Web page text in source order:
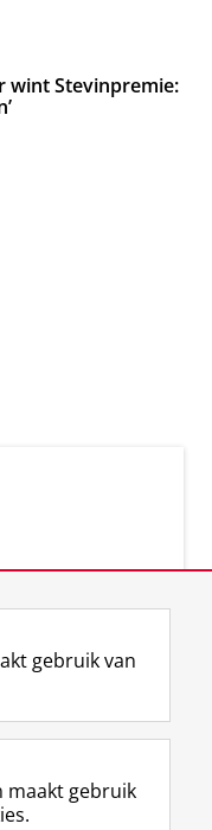
wint Stevinpremie:
R
S
-
f
I
n
t
Y
o
T
gebruik van
maakt gebruik